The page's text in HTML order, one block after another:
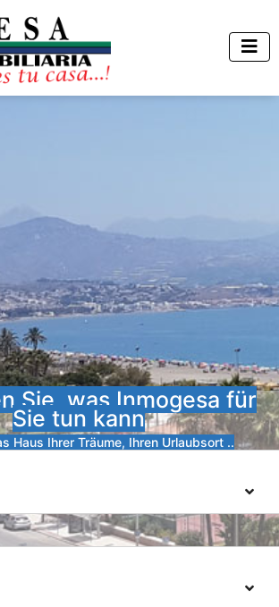
Sie, was Inmogesa für
Sie tun kann
Haus Ihrer Träume, Ihren Urlaubsort ..